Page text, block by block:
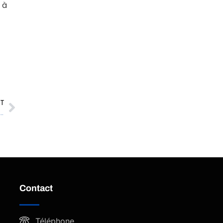
à
Le FPI CEMS-2000 permet une surveillance de précision pour le contrôle des émissions industrielles
Contact